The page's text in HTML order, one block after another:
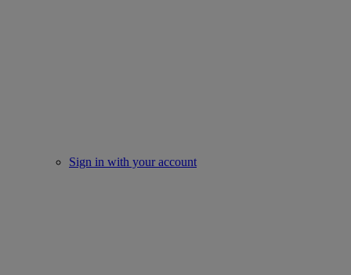
Sign in with your account